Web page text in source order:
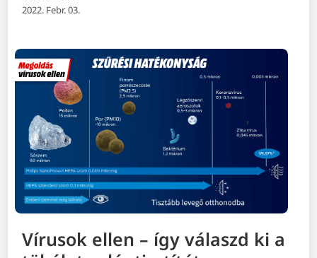
2022. Febr. 03.
Vírusok ellen – így válaszd ki a